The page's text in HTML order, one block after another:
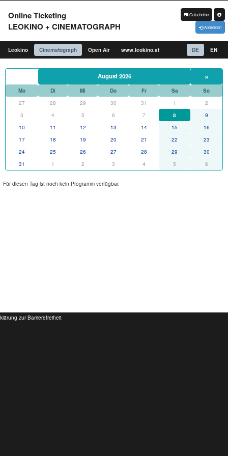
Online Ticketing
LEOKINO + CINEMATOGRAPH
Gutscheine
Anmelden
Leokino Cinematograph Open Air www.leokino.at EN
DE
August 2026 »
Mo Di Mi Do Fr Sa
So
27
28 29 30 31 1
2
3
4 5 6 7 8
9
10
11 12 13 14 15
16
17
18 19 20 21 22
23
24
25 26 27 28 29
30
31
1 2 3 4 5 6
Für diesen Tag ist noch kein Programm verfügbar.
zur Barrierefreiheit